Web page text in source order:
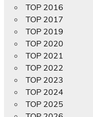
TOP 2016
TOP 2017
TOP 2019
TOP 2020
TOP 2021
TOP 2022
TOP 2023
TOP 2024
TOP 2025